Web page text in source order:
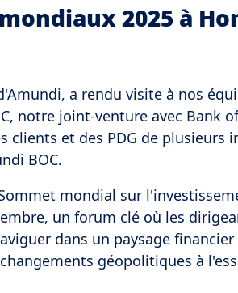
2025 à
a rendu visite à nos
notre joint-venture avec Bank
clients et des PDG de
BOC.
mondial sur
un forum clé où les
dans un paysage
géopolitiques à